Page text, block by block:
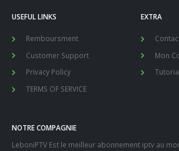
USEFUL LINKS
Remboursment
Customer Support
Privacy Policy
TERMS OF SERVICE
EXTRA
Mon
NOTRE COMPAGNIE
LeboniPTV Est le meilleur abonnement iptv au